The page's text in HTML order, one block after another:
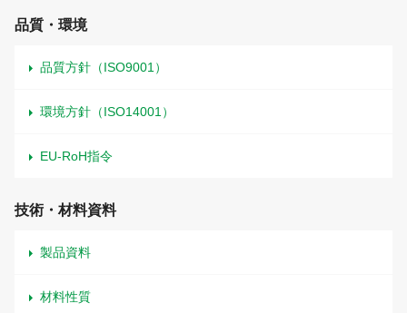
品質・環境
品質方針（ISO9001）
環境方針（ISO14001）
EU-RoH指令
技術・材料資料
製品資料
材料性質